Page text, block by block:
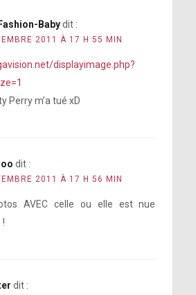
Baby dit :
2011 À 17 H 55 MIN
displayimage.php?
Perry m’a tué xD
dit :
2011 À 17 H 56 MIN
AVEC celle ou elle est nue
dit :